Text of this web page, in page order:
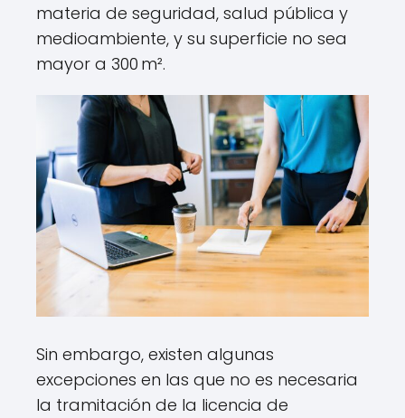
materia de seguridad, salud pública y
medioambiente, y su superficie no sea
mayor a 300 m².
Sin embargo, existen algunas
excepciones en las que no es necesaria
la tramitación de la licencia de